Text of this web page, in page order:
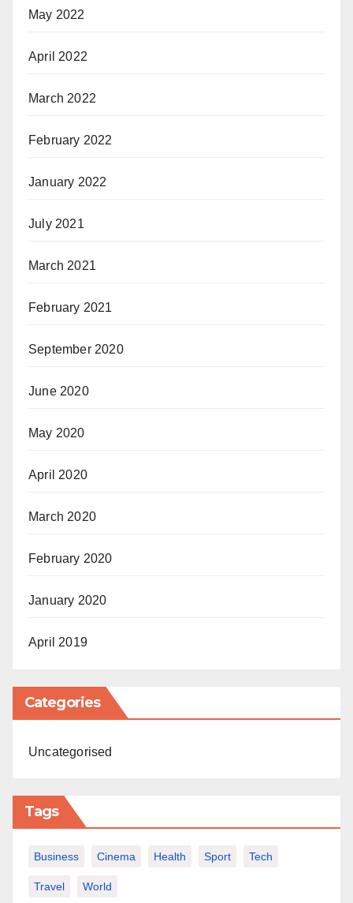
May 2022
April 2022
March 2022
February 2022
January 2022
July 2021
March 2021
February 2021
September 2020
June 2020
May 2020
April 2020
March 2020
February 2020
January 2020
April 2019
Categories
Uncategorised
Tags
Business Cinema Health Sport Tech
Travel World